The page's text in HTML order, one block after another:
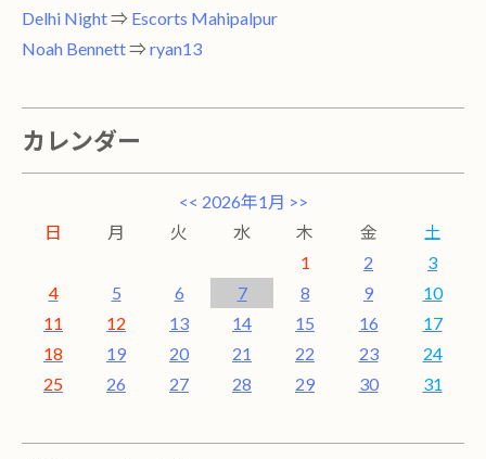
Delhi Night⇒ Escorts Mahipalpur
Noah Bennett⇒ ryan13
カレンダー
<< 2026年1月 >>
日
月 火 水 木 金
土
1
2
3
4
5 6 7 8 9
10
11
12 13 14 15 16
17
18
19 20 21 22 23
24
25
26 27 28 29 30 31